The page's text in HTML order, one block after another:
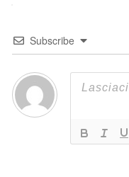
Subscribe